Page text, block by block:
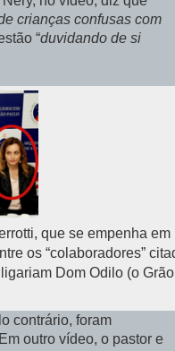
crianças confusas com
“duvidando de si
que se empenha em
os “colaboradores”
Dom Odilo (o
contrário, foram
outro vídeo, o pastor e